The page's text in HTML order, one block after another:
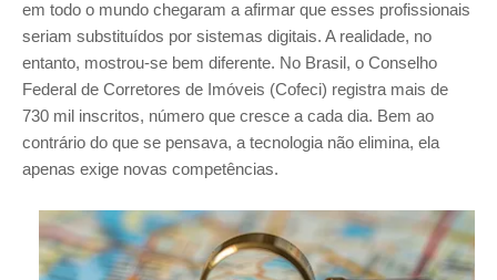
em todo o mundo chegaram a afirmar que esses profissionais
seriam substituídos por sistemas digitais. A realidade, no
entanto, mostrou-se bem diferente. No Brasil, o Conselho
Federal de Corretores de Imóveis (Cofeci) registra mais de
730 mil inscritos, número que cresce a cada dia. Bem ao
contrário do que se pensava, a tecnologia não elimina, ela
apenas exige novas competências.